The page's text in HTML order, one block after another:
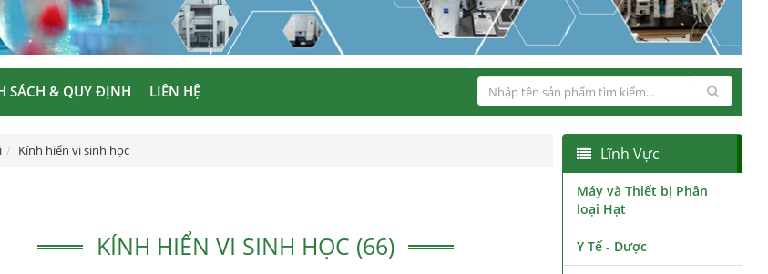
SÁCH & QUY ĐỊNH LIÊN HỆ
Kính hiển vi sinh học
KÍNH HIỂN VI SINH HỌC (66)
Lĩnh Vực
Máy và Thiết bị Phân
loại Hạt
Y Tế - Dược